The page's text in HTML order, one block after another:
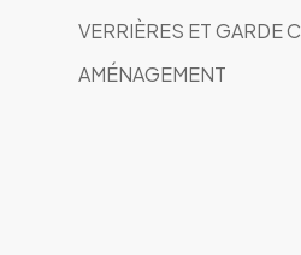
VERRIÈRES ET GARDE
AMÉNAGEMENT